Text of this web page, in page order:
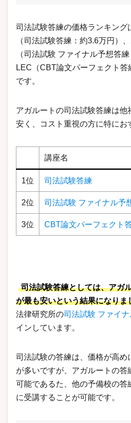
司法試験答練の価格ランキング
（司法試験答練：約3.6万円）
（司法試験 ファイナル予想答
LEC（CBT論文パーフェクト
です。
アガルートの司法試験答練は他
安く、コスト重視の方に特にお
講座名
1位 司法試験答練
2位 司法試験 ファイナル予
3位 CBT論文パーフェクト
司法試験答練としては、アガ
が最も安いという結果になりま
法律研究所の司法試験 ファイ
インしています。
司法試験の答練は、価格が高め
が多いですが、アガルートの答
可能であるた、他の予備校の答
に受講することが可能です。